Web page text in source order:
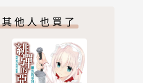
其他人也買了